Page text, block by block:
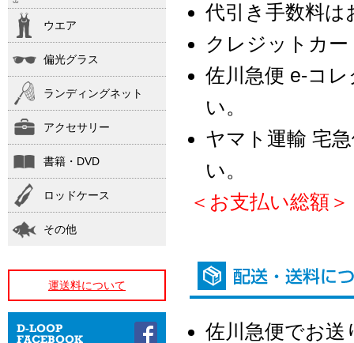
代引き手数料は
クレジットカ
佐川急便 e-コ
い。
ヤマト運輸 宅
い。
＜お支払い総額
佐川急便でお
ウエア
偏光グラス
ランディングネット
アクセサリー
書籍・DVD
ロッドケース
その他
運送料について